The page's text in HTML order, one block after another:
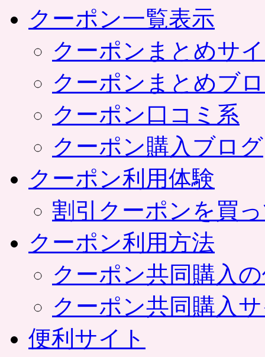
クーポン一覧表示
クーポンまとめサ
クーポンまとめブ
クーポン口コミ系
クーポン購入ブログ
クーポン利用体験
割引クーポンを買
クーポン利用方法
クーポン共同購入
クーポン共同購入
便利サイト